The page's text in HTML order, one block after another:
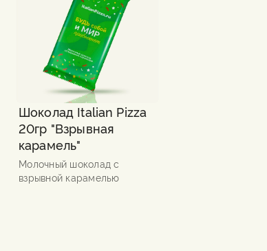
Шоколад Italian Pizza
20гр "Взрывная
карамель"
Молочный шоколад с
взрывной карамелью